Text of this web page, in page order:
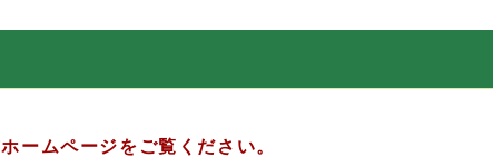
ームページをご覧ください。